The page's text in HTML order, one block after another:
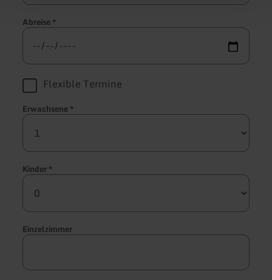
Abreise*
Flexible Termine
Erwachsene*
Kinder*
Einzelzimmer